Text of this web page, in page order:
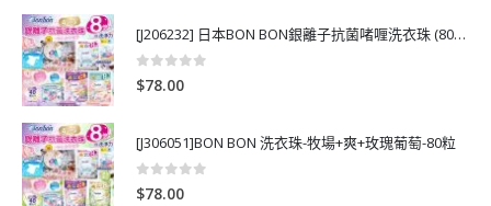
[J206232] 日本BON BON銀離子抗菌啫喱洗衣珠 (80粒)
0out of 5
$78.00
[J306051]BON BON 洗衣珠-牧場+爽+玫瑰葡萄-80粒
0
$78.00